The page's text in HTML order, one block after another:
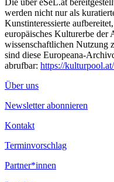
werden nicht nur als
Kunstinteressierte
europäisches Kulturerbe der
wissenschaftlichen Nutzung
sind diese Europeana-
abrufbar: https://
Über uns
Newsletter abonnieren
Kontakt
Terminvorschlag
Partner*innen